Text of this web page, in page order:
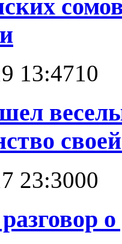
13:4710
23:3000